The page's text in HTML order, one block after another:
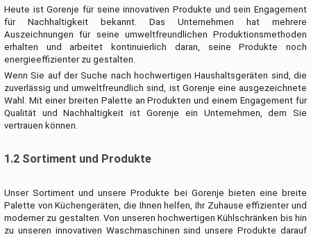
Heute ist Gorenje für seine innovativen Produkte und sein Engagement
für Nachhaltigkeit bekannt. Das Unternehmen hat mehrere
Auszeichnungen für seine umweltfreundlichen Produktionsmethoden
erhalten und arbeitet kontinuierlich daran, seine Produkte noch
energieeffizienter zu gestalten.
Wenn Sie auf der Suche nach hochwertigen Haushaltsgeräten sind, die
zuverlässig und umweltfreundlich sind, ist Gorenje eine ausgezeichnete
Wahl. Mit einer breiten Palette an Produkten und einem Engagement für
Qualität und Nachhaltigkeit ist Gorenje ein Unternehmen, dem Sie
vertrauen können.
1.2 Sortiment und Produkte
Unser Sortiment und unsere Produkte bei Gorenje bieten eine breite
Palette von Küchengeräten, die Ihnen helfen, Ihr Zuhause effizienter und
moderner zu gestalten. Von unseren hochwertigen Kühlschränken bis hin
zu unseren innovativen Waschmaschinen sind unsere Produkte darauf